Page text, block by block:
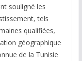
souligné les
tels
qualifiées,
géographique
de la Tunisie